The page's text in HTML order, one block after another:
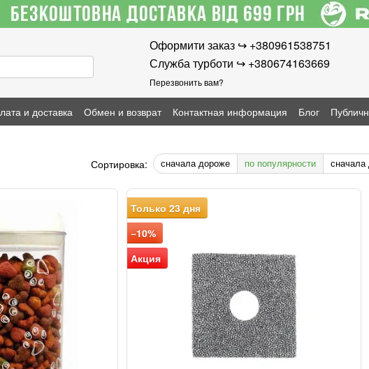
Оформити заказ ↪︎ +380961538751
Служба турботи ↪︎ +380674163669
Перезвонить вам?
и доставка Обмен и возврат Контактная информация Блог
Сортировка: сначала дороже по популярности
Только 23 дня
−10%
Акция